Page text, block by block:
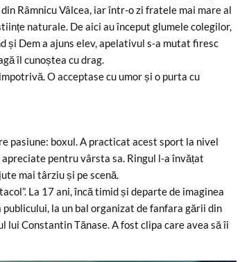
Râmnicu Vâlcea, iar într-o zi fratele mai mare al
naturale. De aici au început glumele colegilor,
și Dem a ajuns elev, apelativul s-a mutat firesc
îl cunoștea cu drag.
O acceptase cu umor și o purta cu
pasiune: boxul. A practicat acest sport la nivel
pentru vârsta sa. Ringul l-a învățat
mai târziu și pe scenă.
La 17 ani, încă timid și departe de imaginea
la un bal organizat de fanfara gării din
lui Constantin Tănase. A fost clipa care avea să îi